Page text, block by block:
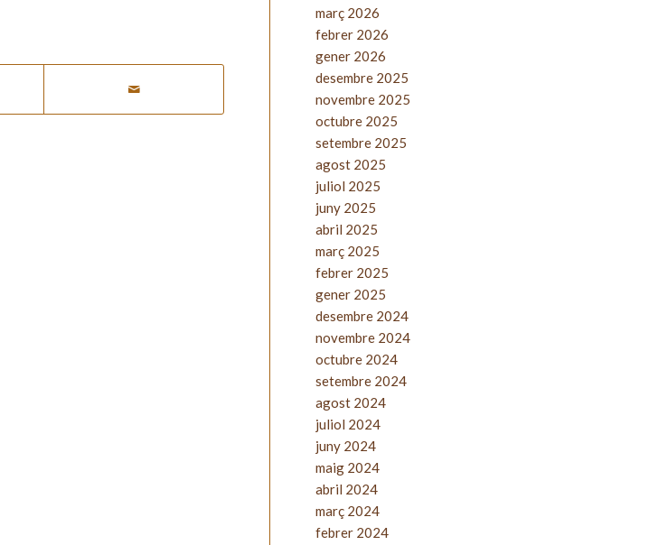
març 2026
febrer 2026
gener 2026
desembre 2025
novembre 2025
octubre 2025
setembre 2025
agost 2025
juliol 2025
juny 2025
abril 2025
març 2025
febrer 2025
gener 2025
desembre 2024
novembre 2024
octubre 2024
setembre 2024
agost 2024
juliol 2024
juny 2024
maig 2024
abril 2024
març 2024
febrer 2024